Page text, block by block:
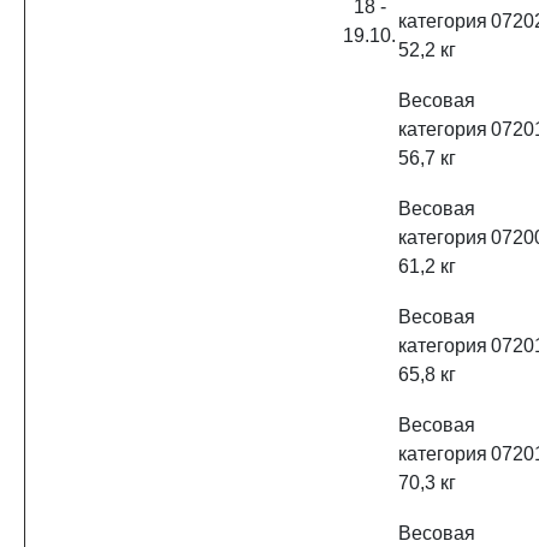
18 -
19.10.
категория
52,2 кг
Весовая
категория
56,7 кг
Весовая
категория
61,2 кг
Весовая
категория
65,8 кг
Весовая
категория
70,3 кг
Весовая